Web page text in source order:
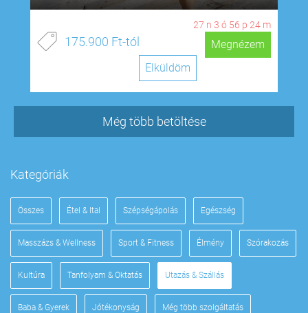
27 n 3 ó 56 p 23 m
175.900 Ft-tól
Megnézem
Elküldöm
Még több betöltése
Kategóriák
Összes Étel & Ital Szépségápolás Egészség
Masszázs & Wellness Sport & Fitness Élmény Szórakozás
Kultúra Tanfolyam & Oktatás Utazás & Szállás
Baba & Gyerek Jótékonyság Még több szolgáltatás